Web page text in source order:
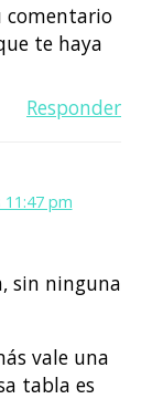
comentario
te haya
Responder
pm
sin ninguna
vale una
tabla es